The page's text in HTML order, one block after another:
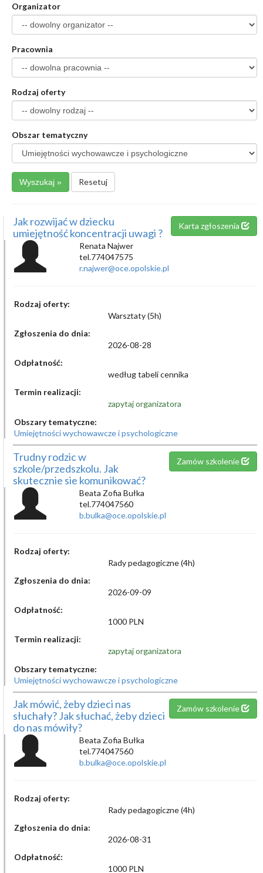
Organizator
Pracownia
Rodzaj oferty
Obszar tematyczny
Resetuj
Jak rozwijać w dziecku
umiejętność koncentracji uwagi ?
Karta zgłoszenia
Renata Najwer
tel.774047575
r.najwer@oce.opolskie.pl
Rodzaj oferty:
Warsztaty (5h)
Zgłoszenia do dnia:
2026-08-28
Odpłatność:
według tabeli cennika
Termin realizacji:
zapytaj organizatora
Obszary tematyczne:
Umiejętności wychowawcze i psychologiczne
Trudny rodzic w
szkole/przedszkolu. Jak
skutecznie sie komunikować?
Zamów szkolenie
Beata Zofia Bułka
tel.774047560
b.bulka@oce.opolskie.pl
Rodzaj oferty:
Rady pedagogiczne (4h)
Zgłoszenia do dnia:
2026-09-09
Odpłatność:
1000 PLN
Termin realizacji:
zapytaj organizatora
Obszary tematyczne:
Umiejętności wychowawcze i psychologiczne
Jak mówić, żeby dzieci nas
słuchały? Jak słuchać, żeby dzieci
do nas mówiły?
Zamów szkolenie
Beata Zofia Bułka
tel.774047560
b.bulka@oce.opolskie.pl
Rodzaj oferty:
Rady pedagogiczne (4h)
Zgłoszenia do dnia:
2026-08-31
Odpłatność:
1000 PLN